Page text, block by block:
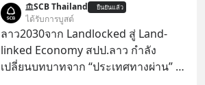
ประกาศจุดยืนชัดเจนว่า จะไม่อนุญาต
ให้บริษัทสหรัฐฯ ตั้งบริษัทโทรคมนาคม
ดาวเทียมที่ถือหุ้น 100% โดยชาวต่าง
ชาติ ในระหว่างการเจรจาการค้ากับ
SCB Thailand ยืนยันแล้ว
ได้รับการบูสต์
ลาว2030จาก Landlocked สู่ Land-
linked Economy สปป.ลาว กำลัง
เปลี่ยนบทบาทจาก “ประเทศทางผ่าน” สู่